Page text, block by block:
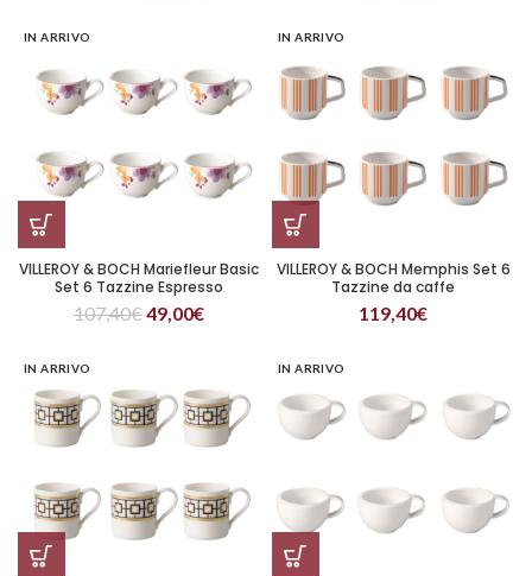
IN ARRIVO
VILLEROY & BOCH Mariefleur Basic
Set 6 Tazzine Espresso
107,40€49,00€
IN ARRIVO
VILLEROY & BOCH Memphis Set 6
Tazzine da caffe
119,40€
IN ARRIVO IN ARRIVO